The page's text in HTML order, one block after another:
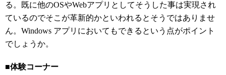
る。既に他のOSやWebアプリとしてそうした事は実現され
ているのでそこが革新的かといわれるとそうではありませ
ん。Windows アプリにおいてもできるという点がポイント
でしょうか。
■体験コーナー